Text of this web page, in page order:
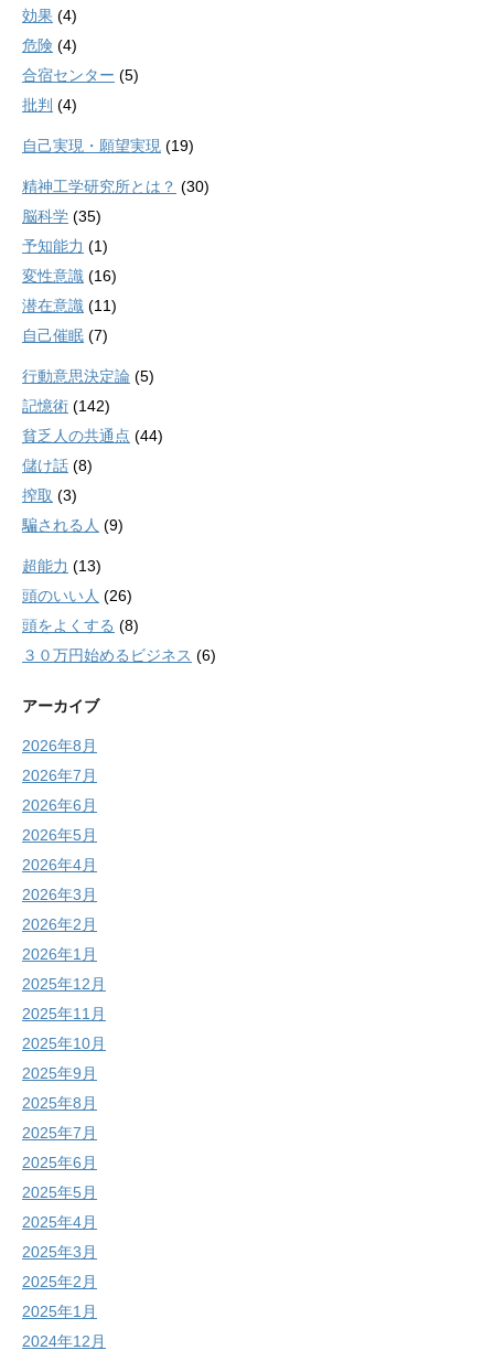
効果 (4)
危険 (4)
合宿センター (5)
批判 (4)
自己実現・願望実現 (19)
精神工学研究所とは？ (30)
脳科学 (35)
予知能力 (1)
変性意識 (16)
潜在意識 (11)
自己催眠 (7)
行動意思決定論 (5)
記憶術 (142)
貧乏人の共通点 (44)
儲け話 (8)
搾取 (3)
騙される人 (9)
超能力 (13)
頭のいい人 (26)
頭をよくする (8)
３０万円始めるビジネス (6)
アーカイブ
2026年8月
2026年7月
2026年6月
2026年5月
2026年4月
2026年3月
2026年2月
2026年1月
2025年12月
2025年11月
2025年10月
2025年9月
2025年8月
2025年7月
2025年6月
2025年5月
2025年4月
2025年3月
2025年2月
2025年1月
2024年12月